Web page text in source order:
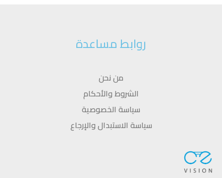
روابط مساعدة
من نحن
الشروط والأحكام
سياسة الخصوصية
سياسة الاستبدال والإرجاع